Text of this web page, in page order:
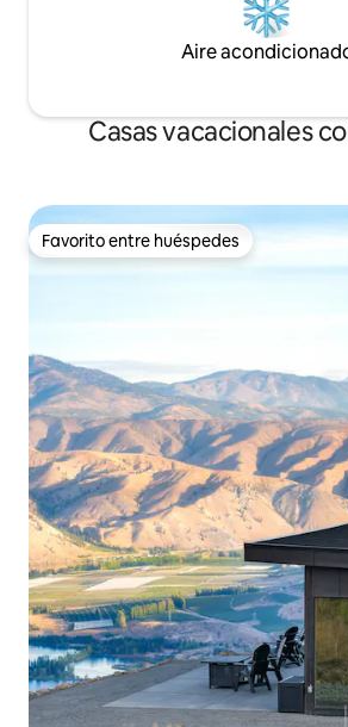
Aire
Casas vacacionales
Favorito entre huéspedes
Favorito entre huéspedes